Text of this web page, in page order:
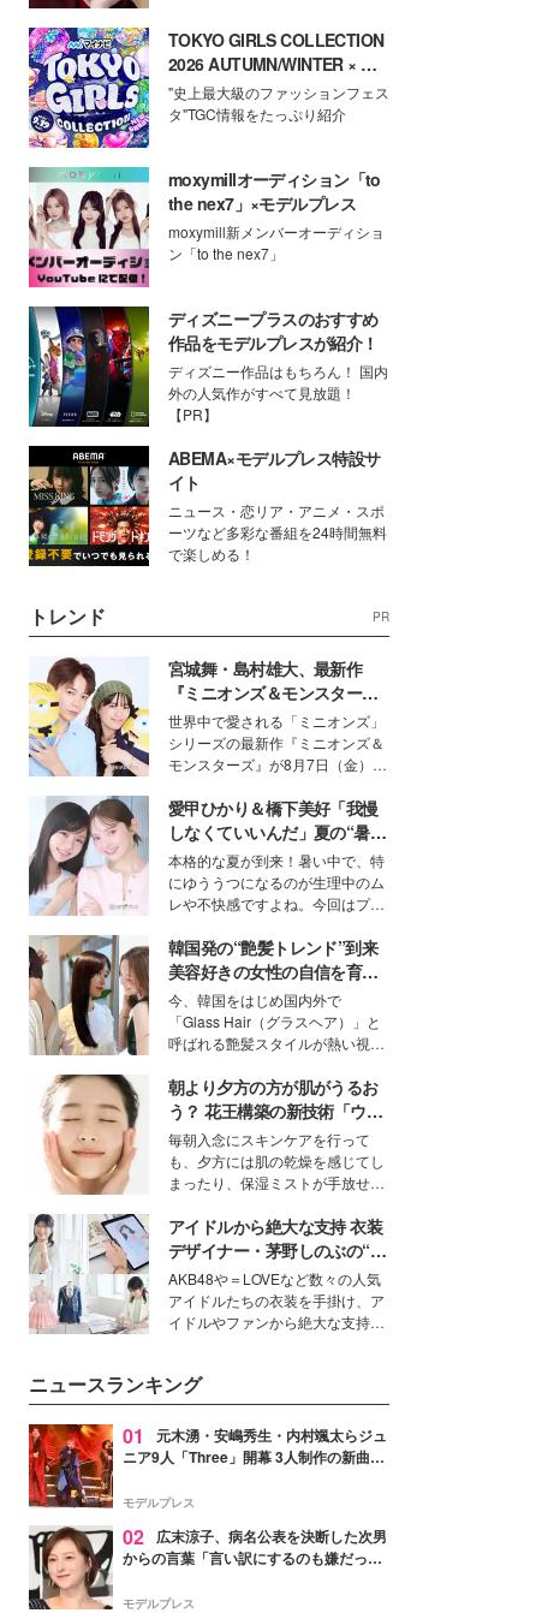
TOKYO GIRLS COLLECTION
2026 AUTUMN/WINTER × モ
デルプレス
"史上最大級のファッションフェス
タ"TGC情報をたっぷり紹介
moxymillオーディション「to
the nex7」×モデルプレス
moxymill新メンバーオーディショ
ン「to the nex7」
ディズニープラスのおすすめ
作品をモデルプレスが紹介！
ディズニー作品はもちろん！ 国内
外の人気作がすべて見放題！
【PR】
ABEMA×モデルプレス特設サ
イト
ニュース・恋リア・アニメ・スポ
ーツなど多彩な番組を24時間無料
で楽しめる！
トレンド PR
宮城舞・島村雄大、最新作
『ミニオンズ＆モンスター
ズ』の魅力熱弁 ハチャメチャ
だけじゃない“友情と絆”に感
動
世界中で愛される「ミニオンズ」
シリーズの最新作『ミニオンズ＆
モンスターズ』が8月7日（金）に
ニオン好き”という共通点を持つモ
デルの宮城舞と島村雄大の特別対
談をお届け！それぞれの視点か
ら、今作ならではの魅力や予想外
の感動をもたらす奥深いストーリ
ーについて熱く語り合ってもらっ
た。
愛甲ひかり＆橋下美好「我慢
しなくていいんだ」夏の“暑さ
対策”の新しい選択肢とは？
本格的な夏が到来！暑い中で、特
にゆううつになるのが生理中のム
レや不快感ですよね。今回はプラ
モデル・愛甲ひかりさんと橋下美
好さんを迎えて本音で女子会トー
ク。猛暑のお出かけを快適に過ご
すヒントや、2人が感動した夏の
生理の新常識にも迫りました。
韓国発の“艶髪トレンド”到来
美容好きの女性の自信を育む
「ヘアケア事情」って？
今、韓国をはじめ国内外で
「Glass Hair（グラスヘア）」と
呼ばれる艶髪スタイルが熱い視線
ションの完成度を高めるベースと
して、“髪そのものの美しさ”に改
めて注目する人が増えている様
子。今回は、そんな憧れの艶やか
な髪を日常で叶える、美容好きの
女性たちのヘアケア事情を紹介し
ます。
朝より夕方の方が肌がうるお
う？ 花王構築の新技術「ウォ
ーターキャプチャリングスキ
ン（捕水肌）」がスキンケア
の常識を変える予感
毎朝入念にスキンケアを行って
も、夕方には肌の乾燥を感じてし
まったり、保湿ミストが手放せな
な美容の常識を大きく変える可能
性を秘めた、革新的な「Water
Capturing Skin（ウォーターキャ
プチャリングスキン：捕水肌）」
技術を、花王が構築した。
アイドルから絶大な支持 衣装
デザイナー・茅野しのぶの“可
愛い”を作る美学＜「シチズン
クロスシー」インタビュー＞
AKB48や＝LOVEなど数々の人気
アイドルたちの衣装を手掛け、ア
イドルやファンから絶大な支持を
ター・茅野しのぶ。一人ひとりの
個性に寄り添い、魅力を引き出す
衣装作りは、多くの女性たちに勇
気と自信を与え続けている。
ニュースランキング
01
元木湧・安嶋秀生・内村颯太らジュ
ニア9人「Three」開幕 3人制作の新曲＆
進んで夢を掴みたい」【ゲネプロレポ】
モデルプレス
02
広末涼子、病名公表を決断した次男
からの言葉「言い訳にするのも嫌だっ
モデルプレス